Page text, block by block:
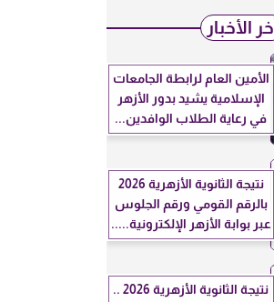
آخر الأخبار
الأمين العام لرابطة الجامعات
الإسلامية يشيد بدور الأزهر
في رعاية الطلاب الوافدين...
نتيجة الثانوية الأزهرية 2026
بالرقم القومي ورقم الجلوس
عبر بوابة الأزهر الإلكترونية.....
نتيجة الثانوية الأزهرية 2026 ..